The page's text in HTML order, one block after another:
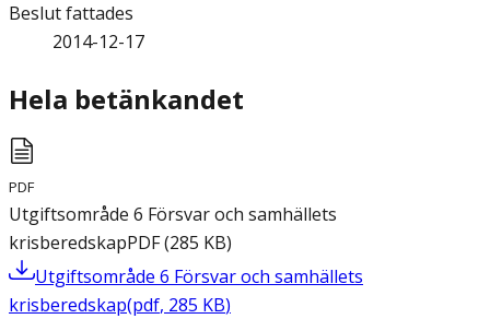
Beslut fattades
2014-12-17
Hela betänkandet
PDF
Utgiftsområde 6 Försvar och samhällets
krisberedskapPDF(285 KB)
Utgiftsområde 6 Försvar och samhällets
krisberedskap(pdf, 285 KB)